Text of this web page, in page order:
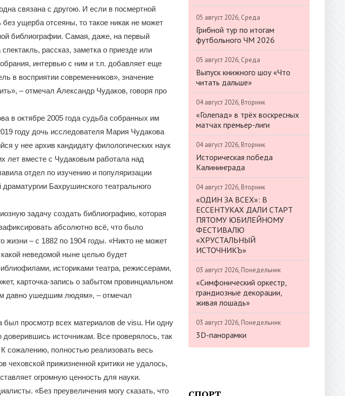
связана с другою. И если в посмертной
ущерба отсеяны, то такое никак не может
библиографии. Самая, даже, на первый
рассказ, заметка о приезде или
интервью с ним и т.п. добавляет еще
в восприятии современников», значение
– отмечал Александр Чудаков, говоря про
в октябре 2005 года судьба собранных им
году дочь исследователя Мария Чудакова
у нее архив кандидату филологических наук
лет вместе с Чудаковым работала над
отдел по изучению и популяризации
Бахрушинского театрального
задачу создать библиографию, которая
абсолютно всё, что было
жизни – с 1882 по 1904 годы. «Никто не может
какой неведомой ныне целью будет
историками театра, режиссерами,
карточка-запись о забытом провинциальном
давно ушедшим людям», – отмечал
просмотр всех материалов de visu. Ни одну
источникам. Все проверялось, так
сожалению, полностью реализовать весь
прижизненной критики не удалось,
огромную ценность для науки.
«Без преувеличения могу сказать, что
05 август 2026, Среда
Грибной тур по итогам
футбольного ЧМ 2026
05 август 2026, Среда
Выпуск книжного шоу «Что
читать дальше»
04 август 2026, Вторник
«Голепад» в трёх воскресных
матчах премьер-лиги
04 август 2026, Вторник
Историческая победа
Калининграда
04 август 2026, Вторник
«ОДИН ЗА ВСЕХ»: В
ЕССЕНТУКАХ ДАЛИ СТАРТ
ПЯТОМУ ЮБИЛЕЙНОМУ
ФЕСТИВАЛЮ
«ХРУСТАЛЬНЫЙ
ИСТОЧНИКЪ»
03 август 2026, Понедельник
«Симфонический оркестр,
грандиозные декорации,
живая лошадь»
03 август 2026, Понедельник
3D-панорамки